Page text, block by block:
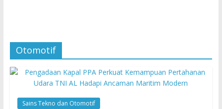
Otomotif
Sains Tekno dan Otomotif